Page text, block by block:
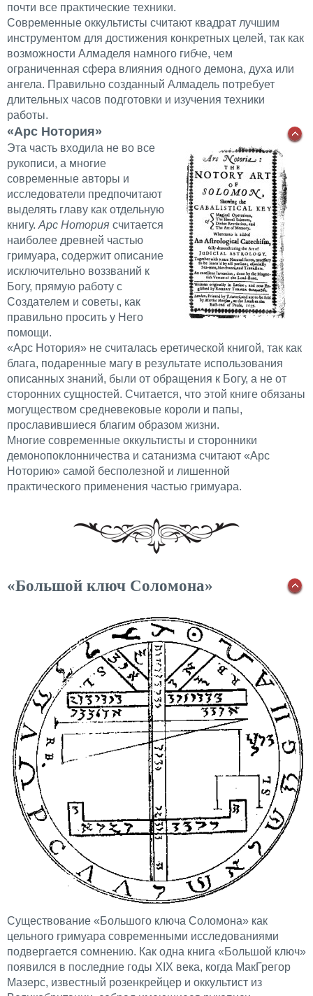
почти все практические техники.
Современные оккультисты считают квадрат лучшим
инструментом для достижения конкретных целей, так как
возможности Алмаделя намного гибче, чем
ограниченная сфера влияния одного демона, духа или
ангела. Правильно созданный Алмадель потребует
длительных часов подготовки и изучения техники
работы.
«Арс Нотория»
Эта часть входила не во все
рукописи, а многие
современные авторы и
исследователи предпочитают
выделять главу как отдельную
книгу. Арс Нотория считается
наиболее древней частью
гримуара, содержит описание
исключительно воззваний к
Богу, прямую работу с
Создателем и советы, как
правильно просить у Него
помощи.
«Арс Нотория» не считалась еретической книгой, так как
блага, подаренные магу в результате использования
описанных знаний, были от обращения к Богу, а не от
сторонних сущностей. Считается, что этой книге обязаны
могуществом средневековые короли и папы,
прославившиеся благим образом жизни.
Многие современные оккультисты и сторонники
демонопоклонничества и сатанизма считают «Арс
Ноторию» самой бесполезной и лишенной
практического применения частью гримуара.
«Большой ключ Соломона»
Существование «Большого ключа Соломона» как
цельного гримуара современными исследованиями
подвергается сомнению. Как одна книга «Большой ключ»
появился в последние годы XIX века, когда МакГрегор
Мазерс, известный розенкрейцер и оккультист из